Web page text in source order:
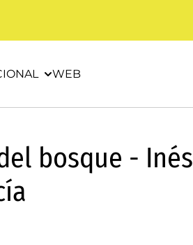
WEB
bosque - Inés